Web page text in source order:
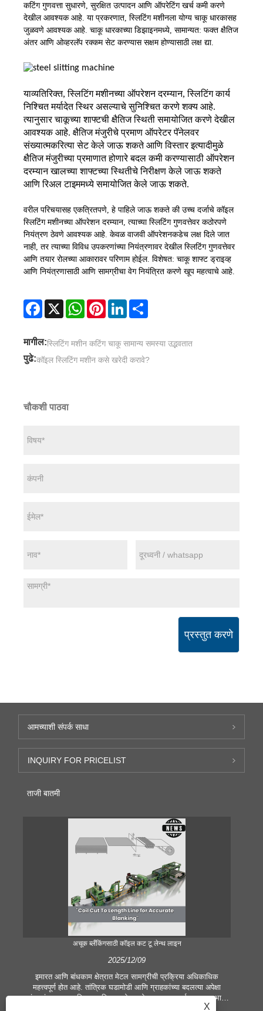
कटिंग गुणवत्ता सुधारणे, सुरक्षित उत्पादन आणि ऑपरेटिंग खर्च कमी करणे
देखील आवश्यक आहे. या प्रकरणात, स्लिटिंग मशीनला योग्य चाकू धारकासह
जुळवणे आवश्यक आहे. चाकू धारकाच्या डिझाइनमध्ये, सामान्यत: फक्त क्षैतिज
अंतर आणि ओव्हरलॅप रक्कम सेट करण्यास सक्षम होण्यासाठी लक्ष द्या.
याव्यतिरिक्त, स्लिटिंग मशीनच्या ऑपरेशन दरम्यान, स्लिटिंग कार्य
निश्चित मर्यादेत स्थिर असल्याचे सुनिश्चित करणे शक्य आहे.
त्यानुसार चाकूच्या शाफ्टची क्षैतिज स्थिती समायोजित करणे देखील
आवश्यक आहे. क्षैतिज मंजुरीचे प्रमाण ऑपरेटर पॅनेलवर
संख्यात्मकरित्या सेट केले जाऊ शकते आणि विस्तार इत्यादीमुळे
क्षैतिज मंजुरीच्या प्रमाणात होणारे बदल कमी करण्यासाठी ऑपरेशन
दरम्यान खालच्या शाफ्टच्या स्थितीचे निरीक्षण केले जाऊ शकते
आणि रिअल टाइममध्ये समायोजित केले जाऊ शकते.
वरील परिचयासह एकत्रितपणे, हे पाहिले जाऊ शकते की उच्च दर्जाचे कॉइल
स्लिटिंग मशीनच्या ऑपरेशन दरम्यान, त्याच्या स्लिटिंग गुणवत्तेवर कठोरपणे
नियंत्रण ठेवणे आवश्यक आहे. केवळ वाजवी ऑपरेशनकडेच लक्ष दिले जात
नाही, तर त्याच्या विविध उपकरणांच्या नियंत्रणावर देखील स्लिटिंग गुणवत्तेवर
आणि तयार रोलच्या आकारावर परिणाम होईल. विशेषत: चाकू शाफ्ट ड्राइव्ह
आणि नियंत्रणासाठी आणि सामग्रीचा वेग नियंत्रित करणे खूप महत्वाचे आहे.
Facebook
X WhatsAppPinterestLinkedIn
मागील:स्लिटिंग मशीन कटिंग चाकू सामान्य समस्या उद्भवतात
पुढे:कॉइल स्लिटिंग मशीन कसे खरेदी करावे?
चौकशी पाठवा
प्रस्तुत करणे
आमच्याशी संपर्क साधा
INQUIRY FOR PRICELIST
ताजी बातमी
अचूक ब्लँकिंगसाठी कॉइल कट टू लेन्थ लाइन
2025/12/09
इमारत आणि बांधकाम क्षेत्रात मेटल सामग्रीची प्रक्रिया अधिकाधिक
महत्त्वपूर्ण होत आहे. तांत्रिक घडामोडी आणि ग्राहकांच्या बदलत्या अपेक्षा
कंपन्यांना उत्पादन निकष आणि गुणवत्तेच्या मोठ्या मागण्या पूर्ण करण्यास भाग
पाडतात. पारंपारिक हात प्रक्रिया तंत्रे समकालीन उद्योगाच्या गरजा पूर्ण
X